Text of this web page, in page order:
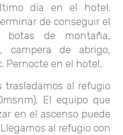
día en el hotel.
de conseguir el
botas de montaña,
campera de abrigo,
Pernocte en el hotel.
trasladamos al refugio
El equipo que
en el ascenso puede
al refugio con